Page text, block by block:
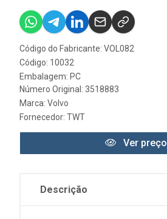
Código do Fabricante: VOL082
Código: 10032
Embalagem: PC
Número Original: 3518883
Marca: Volvo
Fornecedor: TWT
Ver preço
Descrição